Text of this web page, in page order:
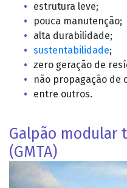
estrutura leve;
pouca manutenção;
alta durabilidade;
sustentabilidade;
zero geração de
não propagação de
entre outros.
Galpão modular
(GMTA)